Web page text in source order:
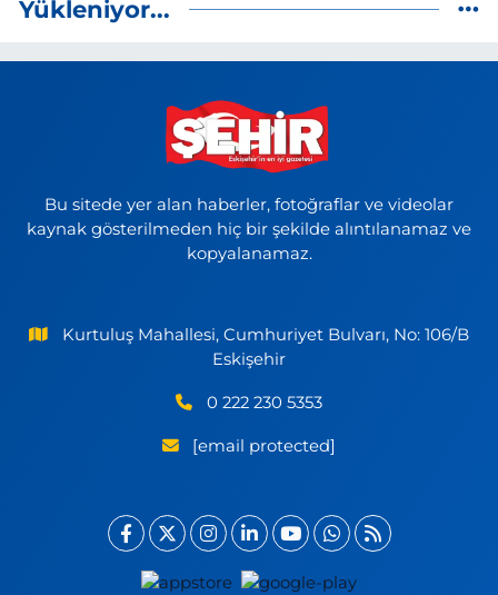
Yükleniyor...
Bu sitede yer alan haberler, fotoğraflar ve videolar
kaynak gösterilmeden hiç bir şekilde alıntılanamaz ve
kopyalanamaz.
Kurtuluş Mahallesi, Cumhuriyet Bulvarı, No: 106/B
Eskişehir
0 222 230 5353
[email protected]